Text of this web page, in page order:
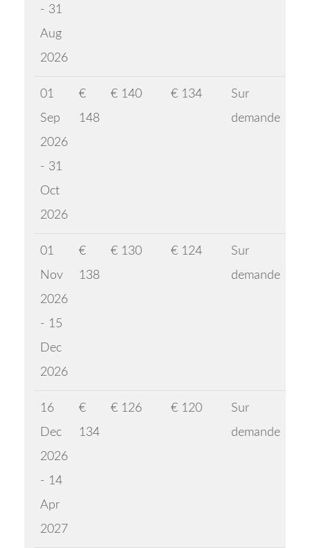
- 31
Aug
2026
01
Sep
2026
- 31
Oct
2026
€
148
€ 140 € 134
Sur
demande
01
Nov
2026
- 15
Dec
2026
€
138
€ 130 € 124
Sur
demande
16
Dec
2026
- 14
Apr
2027
€
134
€ 126 € 120
Sur
demande